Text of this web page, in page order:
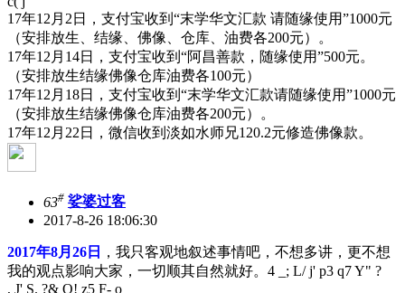
17年12月2日，支付宝收到“末学华文汇款 请随缘使用”1000元
（安排放生、结缘、佛像、仓库、油费各200元）。
17年12月14日，支付宝收到“阿昌善款，随缘使用”500元。
（安排放生结缘佛像仓库油费各100元）
17年12月18日，支付宝收到“末学华文汇款请随缘使用”1000元
（安排放生结缘佛像仓库油费各200元）。
17年12月22日，微信收到淡如水师兄120.2元修造佛像款。
63# 娑婆过客
2017-8-26 18:06:30
2017年8月26日
，我只客观地叙述事情吧，不想多讲，更不想
我的观点影响大家，一切顺其自然就好。 4 _; L/ j' p3 q7 Y" ?
, J' S. ?& Q! z5 F- o